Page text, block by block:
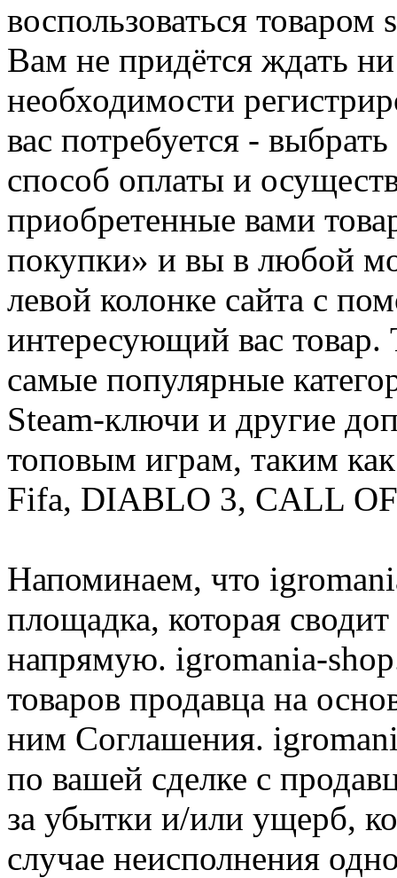
воспользоваться
Вам не придётся ждать
необходимости
вас потребуется -
способ оплаты и
приобретенные вами
покупки» и вы в любой
левой колонке сайта с
интересующий вас
самые популярные
Steam-ключи и другие
топовым играм, таким
Fifa, DIABLO 3, CALL
Напоминаем, что
площадка, которая
напрямую. igromania-
товаров продавца на
ним Соглашения.
по вашей сделке с
за убытки и/или ущерб,
случае неисполнения